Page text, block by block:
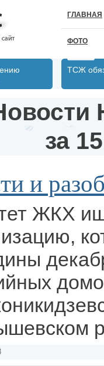
ГЛАВНАЯ
ФОТО
ТСЖ
за
и
ЖКХ